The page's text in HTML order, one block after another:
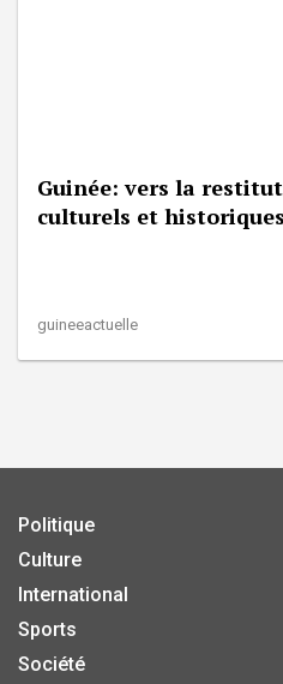
Guinée: vers la
culturels et historiques
guineeactuelle
Politique
Culture
International
Sports
Société